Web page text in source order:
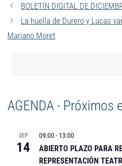
BOLETÍN DIGITAL DE
La huella de Durero y Lucas
Mariano Moret
AGENDA - Próximos
SEP
14
09:00-13:00
ABIERTO PLAZO PARA
REPRESENTACIÓN